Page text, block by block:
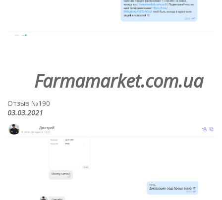
Farmamarket.com.ua
Отзыв №190
03.03.2021